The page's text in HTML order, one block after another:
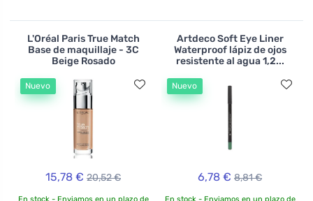
L'Oréal Paris True Match
Base de maquillaje - 3C
Beige Rosado
Nuevo
15,78 € 20,52 €
En stock - Enviamos en un plazo de
Artdeco Soft Eye Liner
Waterproof lápiz de ojos
resistente al agua 1,2...
Nuevo
6,78 € 8,81 €
En stock - Enviamos en un plazo de